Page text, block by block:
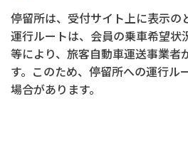
停留所は、受付サイト上に表示の
運行ルートは、会員の乗車希望状
等により、旅客自動車運送事業者
す。このため、停留所への運行ル
場合があります。